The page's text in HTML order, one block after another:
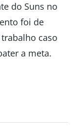
do Suns no
foi de
caso
a meta.